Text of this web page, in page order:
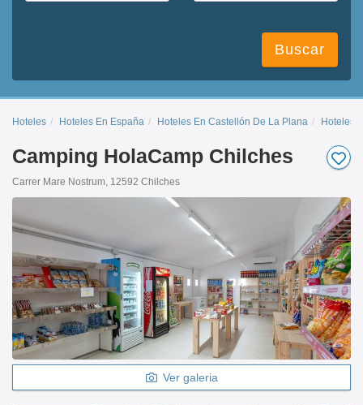
Buscar
Hoteles Hoteles En España Hoteles En Castellón De La Plana Hoteles
Camping HolaCamp Chilches
Carrer Mare Nostrum, 12592 Chilches
Ver galeria